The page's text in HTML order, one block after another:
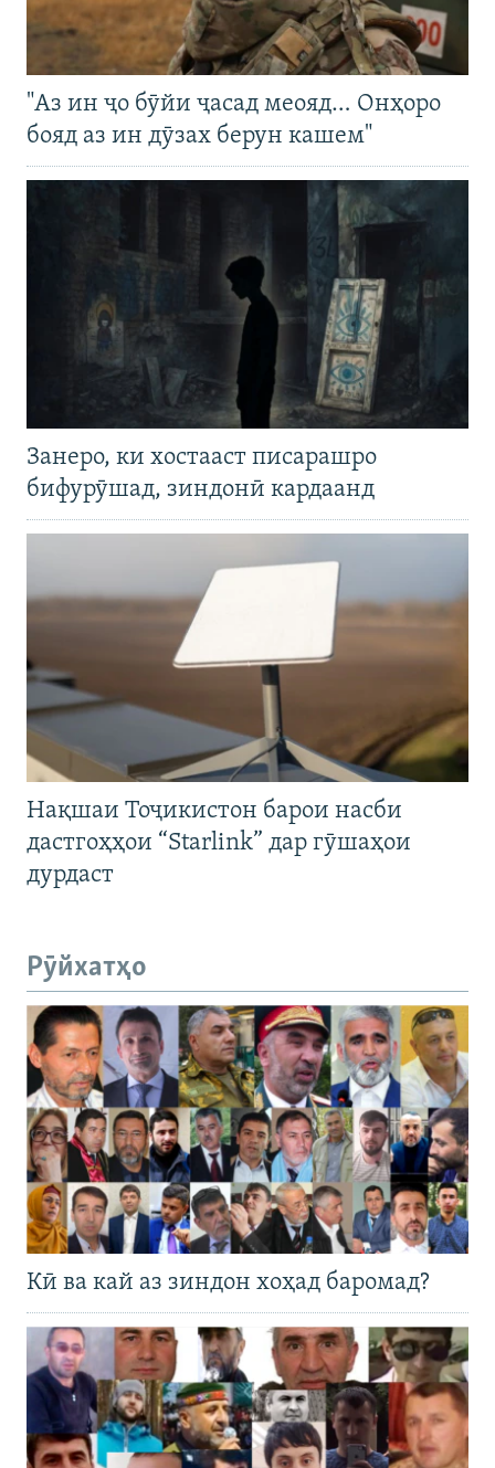
"Аз ин ҷо бӯйи ҷасад меояд… Онҳоро
бояд аз ин дӯзах берун кашем"
Занеро, ки хостааст писарашро
бифурӯшад, зиндонӣ кардаанд
Нақшаи Тоҷикистон барои насби
дастгоҳҳои “Starlink” дар гӯшаҳои
дурдаст
Рӯйхатҳо
Кӣ ва кай аз зиндон хоҳад баромад?